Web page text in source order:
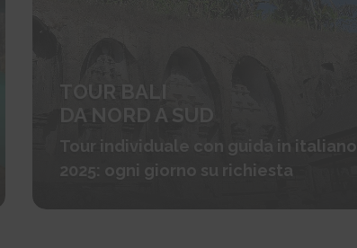
TOUR BALI
DA NORD A SUD
Tour individuale con guida in italiano
2025: ogni giorno su richiesta